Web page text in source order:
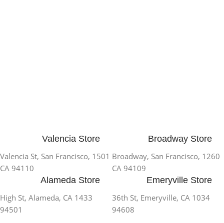
Broadway Store
1260 Broadway, San Francisco,
CA 94109
Valencia Store
1501 Valencia St, San Francisco,
CA 94110
Emeryville Store
1034 36th St, Emeryville, CA
94608
Alameda Store
1433 High St, Alameda, CA
94501